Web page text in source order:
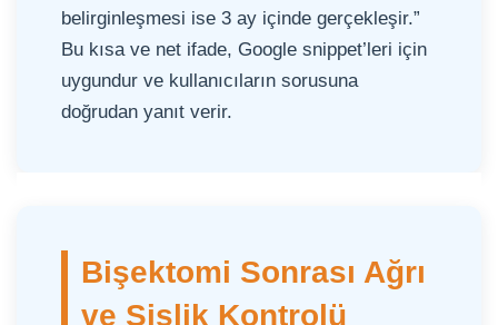
belirginleşmesi ise 3 ay içinde gerçekleşir.”
Bu kısa ve net ifade, Google snippet’leri için
uygundur ve kullanıcıların sorusuna
doğrudan yanıt verir.
Bişektomi Sonrası Ağrı
ve Şişlik Kontrolü